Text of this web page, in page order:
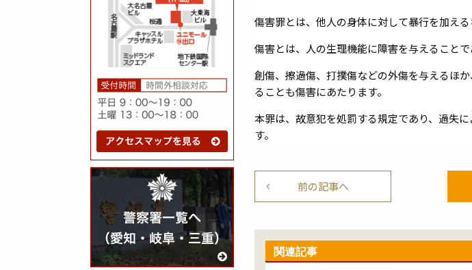
傷害罪とは、他人の身体に対して暴行を加え
傷害とは、人の生理機能に障害を与えることで
創傷、擦過傷、打撲傷などの外傷を与えるほ
ることも傷害にあたります。
本罪は、故意犯を処罰する規定であり、過失
す。
前の記事へ
関連記事